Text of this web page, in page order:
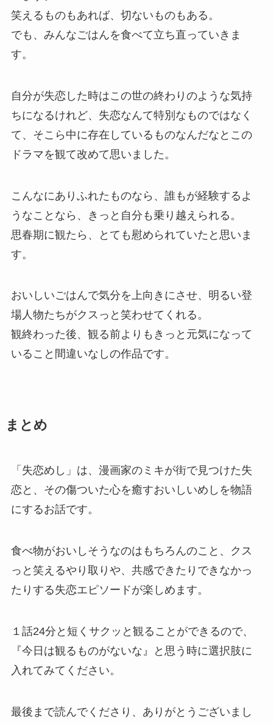
笑えるものもあれば、切ないものもある。
でも、みんなごはんを食べて立ち直っていきま
す。
自分が失恋した時はこの世の終わりのような気持
ちになるけれど、失恋なんて特別なものではなく
て、そこら中に存在しているものなんだなとこの
ドラマを観て改めて思いました。
こんなにありふれたものなら、誰もが経験するよ
うなことなら、きっと自分も乗り越えられる。
思春期に観たら、とても慰められていたと思いま
す。
おいしいごはんで気分を上向きにさせ、明るい登
場人物たちがクスっと笑わせてくれる。
観終わった後、観る前よりもきっと元気になって
いること間違いなしの作品です。
まとめ
「失恋めし」は、漫画家のミキが街で見つけた失
恋と、その傷ついた心を癒すおいしいめしを物語
にするお話です。
食べ物がおいしそうなのはもちろんのこと、クス
っと笑えるやり取りや、共感できたりできなかっ
たりする失恋エピソードが楽しめます。
１話24分と短くサクッと観ることができるので、
『今日は観るものがないな』と思う時に選択肢に
入れてみてください。
最後まで読んでくださり、ありがとうございまし